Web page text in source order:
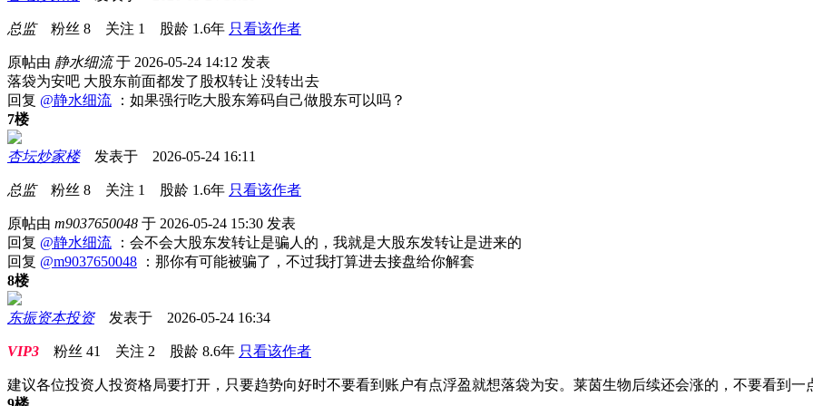
总监粉丝 8 关注 1 股龄 1.6年 只看该作者
原帖由 静水细流于 2026-05-24 14:12 发表
落袋为安吧 大股东前面都发了股权转让 没转出去
回复 @静水细流 ：如果强行吃大股东筹码自己做股东可以吗？
7楼
杏坛炒家楼发表于 2026-05-24 16:11
总监粉丝 8 关注 1 股龄 1.6年 只看该作者
原帖由 m9037650048 于 2026-05-24 15:30 发表
回复 @静水细流 ：会不会大股东发转让是骗人的，我就是大股东发转让是进来的
回复 @m9037650048 ：那你有可能被骗了，不过我打算进去接盘给你解套
8楼
东振资本投资发表于 2026-05-24 16:34
VIP3 粉丝 41 关注 2 股龄 8.6年 只看该作者
建议各位投资人投资格局要打开，只要趋势向好时不要看到账户有点浮盈就想落袋为安。莱茵生物后续还会涨的，不要看到一